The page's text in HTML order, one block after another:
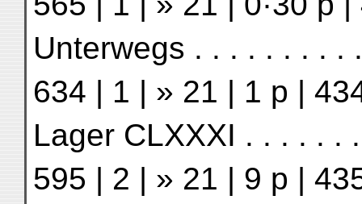
Unterwegs . . . . . . . . .
634 | 1 | » 21 | 1 p |
Lager CLXXXI . . . . . . .
595 | 2 | » 21 | 9 p |